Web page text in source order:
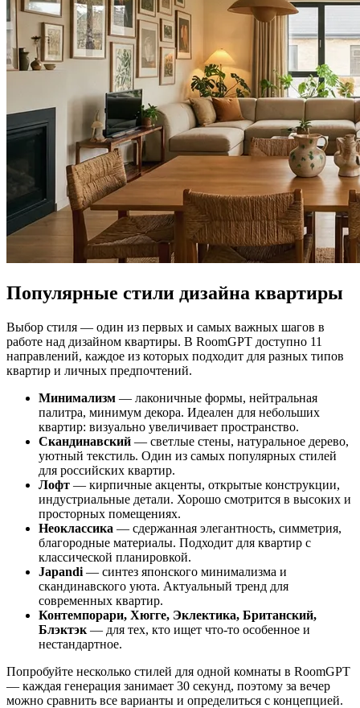
Популярные стили дизайна квартиры
Выбор стиля — один из первых и самых важных шагов в
работе над дизайном квартиры. В RoomGPT доступно 11
направлений, каждое из которых подходит для разных типов
квартир и личных предпочтений.
Минимализм — лаконичные формы, нейтральная
палитра, минимум декора. Идеален для небольших
квартир: визуально увеличивает пространство.
Скандинавский — светлые стены, натуральное дерево,
уютный текстиль. Один из самых популярных стилей
для российских квартир.
Лофт — кирпичные акценты, открытые конструкции,
индустриальные детали. Хорошо смотрится в высоких и
просторных помещениях.
Неоклассика — сдержанная элегантность, симметрия,
благородные материалы. Подходит для квартир с
классической планировкой.
Japandi — синтез японского минимализма и
скандинавского уюта. Актуальный тренд для
современных квартир.
Контемпорари, Хюгге, Эклектика, Британский,
Блэктэк — для тех, кто ищет что-то особенное и
нестандартное.
Попробуйте несколько стилей для одной комнаты в RoomGPT
— каждая генерация занимает 30 секунд, поэтому за вечер
можно сравнить все варианты и определиться с концепцией.